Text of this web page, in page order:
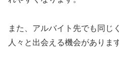
また、 アルバイト先でも同じ
人々と出会える機会がありま